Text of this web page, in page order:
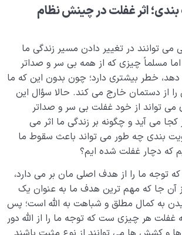
0/20
0/13
0/18
به تپش قلب، اولین گام در مسیر انسان
خود را از روی چه شاخصی تعیین کنیم؟
اثر غفلت در چینش نظام
توانند در تغییر دادن مسیر زندگی ما
مسلماً چیزی که از همه بی سر و صداتر
دهد، خطر بیشتری دارد؛ چون بدون این که ما
از دستمان خارج می کند. حالا سؤال این
تواند از خود غفلت بی سر و صداتر
کجا می آید و چگونه بر زندگی ما اثر می
بندی چه طور می تواند باعث سقوط ما
که دچار غفلت شده ایم؟
توجه ما را از هدف اصلی مان بر می دارد،
آن جا که مهم ترین هدف ما به عنوان یک
به کمال مطلق و شباهت به الله است؛ پس
غفلت هر چیزی ست که توجه ما را از الله دور